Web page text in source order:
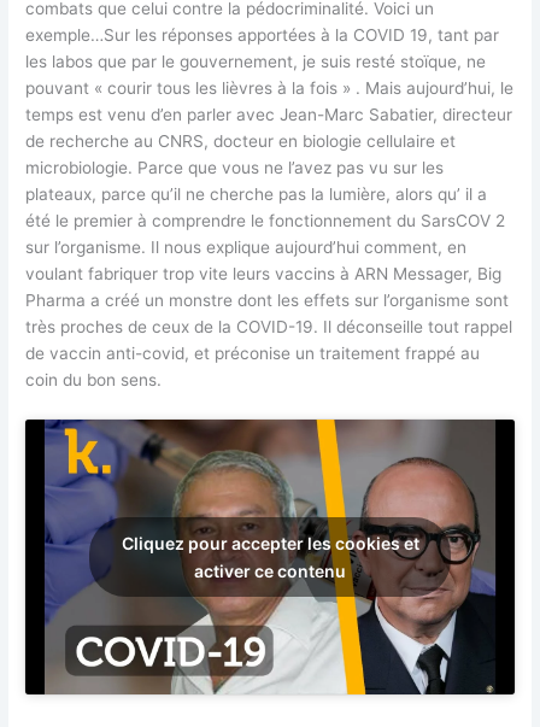
combats que celui contre la pédocriminalité. Voici un
exemple…Sur les réponses apportées à la COVID 19, tant par
les labos que par le gouvernement, je suis resté stoïque, ne
pouvant « courir tous les lièvres à la fois » . Mais aujourd’hui, le
temps est venu d’en parler avec Jean-Marc Sabatier, directeur
de recherche au CNRS, docteur en biologie cellulaire et
microbiologie. Parce que vous ne l’avez pas vu sur les
plateaux, parce qu’il ne cherche pas la lumière, alors qu’ il a
été le premier à comprendre le fonctionnement du SarsCOV 2
sur l’organisme. Il nous explique aujourd’hui comment, en
voulant fabriquer trop vite leurs vaccins à ARN Messager, Big
Pharma a créé un monstre dont les effets sur l’organisme sont
très proches de ceux de la COVID-19. Il déconseille tout rappel
de vaccin anti-covid, et préconise un traitement frappé au
coin du bon sens.
Cliquez pour accepter les cookies et
activer ce contenu